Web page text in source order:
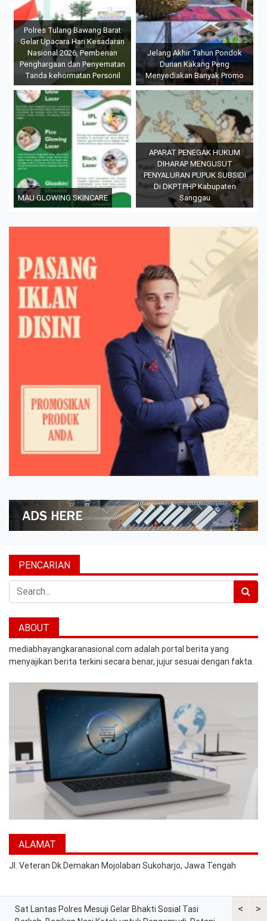
Polres Tulang Bawang Barat
Gelar Upacara Hari Kesadaran
Nasional 2026, Pemberian
Penghargaan dan Penyematan
Tanda kehormatan Personil
Jelang Akhir Tahun Pondok
Durian Kakang Peng
Menyediakan Banyak Promo
MAU GLOWING SKINCARE
APARAT PENEGAK HUKUM
DIHARAP MENGUSUT
PENYALURAN PUPUK SUBSIDI
Di DKPTPHP Kabupaten
Sanggau
PENCARIAN
Search
ABOUT
mediabhayangkaranasional.com adalah portal berita yang
menyajikan berita terkini secara benar, jujur sesuai dengan fakta.
ALAMAT
Jl. Veteran Dk.Demakan Mojolaban Sukoharjo, Jawa Tengah
<
Sat Lantas Polres Mesuji Gelar Bhakti Sosial Tasi
Kapolres
>